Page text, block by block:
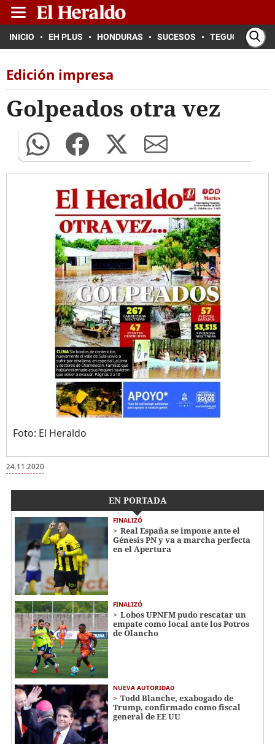
INICIO EH PLUS HONDURAS SUCESOS TEGUCIGALPA
Edición impresa
Golpeados otra vez
Foto: El Heraldo
24.11.2020
EN PORTADA
FINALIZÓ
Real España se impone ante el
Génesis PN y va a marcha perfecta
en el Apertura
FINALIZÓ
Lobos UPNFM pudo rescatar un
empate como local ante los Potros
de Olancho
NUEVA AUTORIDAD
Todd Blanche, exabogado de
Trump, confirmado como fiscal
general de EE UU